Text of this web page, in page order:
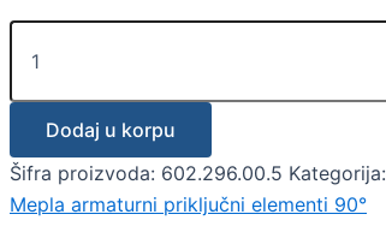
Dodaj u korpu
Šifra proizvoda: 602.296.00.5 Kategorija:
Mepla armaturni priključni elementi 90°